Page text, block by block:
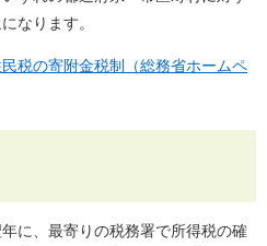
なります。
税の寄附金税制（総務省ホームペ
に、最寄りの税務署で所得税の確